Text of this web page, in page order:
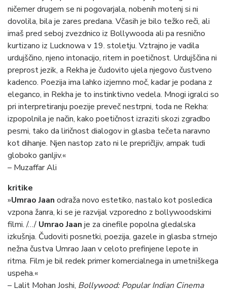
ničemer drugem se ni pogovarjala, nobenih motenj si ni
dovolila, bila je zares predana. Včasih je bilo težko reči, ali
imaš pred seboj zvezdnico iz Bollywooda ali pa resnično
kurtizano iz Lucknowa v 19. stoletju. Vztrajno je vadila
urdujščino, njeno intonacijo, ritem in poetičnost. Urdujščina ni
preprost jezik, a Rekha je čudovito ujela njegovo čustveno
kadenco. Poezija ima lahko izjemno moč, kadar je podana z
eleganco, in Rekha je to instinktivno vedela. Mnogi igralci so
pri interpretiranju poezije preveč nestrpni, toda ne Rekha:
izpopolnila je način, kako poetičnost izraziti skozi zgradbo
pesmi, tako da liričnost dialogov in glasba tečeta naravno
kot dihanje. Njen nastop zato ni le prepričljiv, ampak tudi
globoko ganljiv.«
– Muzaffar Ali
kritike
»Umrao Jaan odraža novo estetiko, nastalo kot posledica
vzpona žanra, ki se je razvijal vzporedno z bollywoodskimi
filmi. /…/ Umrao Jaan je za cinefile popolna gledalska
izkušnja. Čudoviti posnetki, poezija, gazele in glasba strnejo
nežna čustva Umrao Jaan v celoto prefinjene lepote in
ritma. Film je bil redek primer komercialnega in umetniškega
uspeha.«
– Lalit Mohan Joshi, Bollywood: Popular Indian Cinema